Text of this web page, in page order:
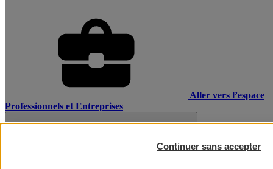
Aller vers l’espace
Professionnels et Entreprises
Continuer sans accepter